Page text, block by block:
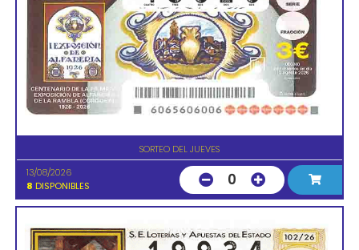
SORTEO DEL JUEVES
13/08/2026
8 DISPONIBLES 0